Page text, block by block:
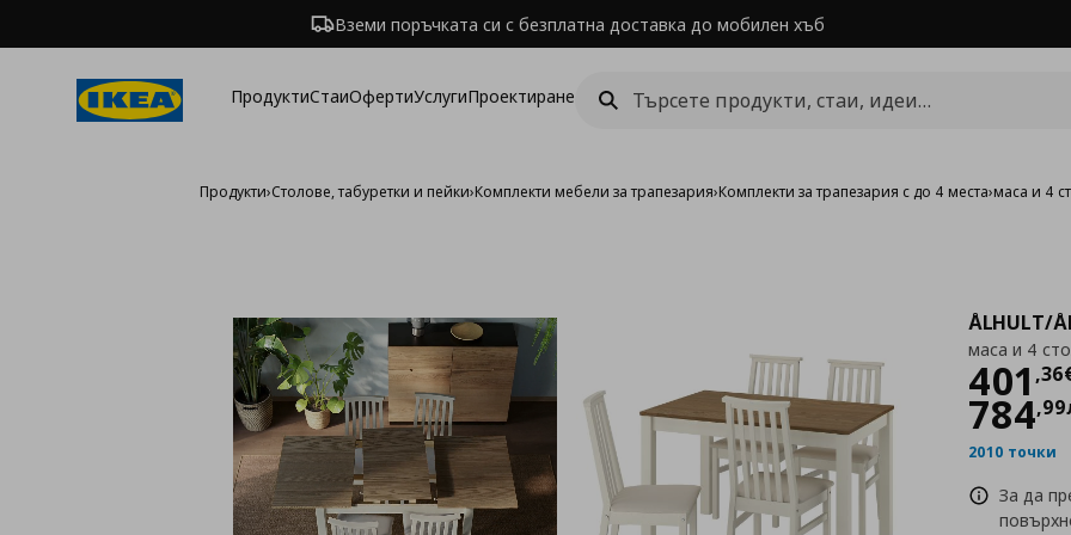
Вземи поръчката си с безплатна доставка до мобилен хъб
ПродуктиСтаиОфертиУслугиПроектиране
Продукти›Столове, табуретки и пейки›Комплекти мебели за трапезария›Комплекти за трапезария с до 4 места›маса и 4
ÅLHULT/
маса и 4
401 ,36
784,99
2010 точки
За да